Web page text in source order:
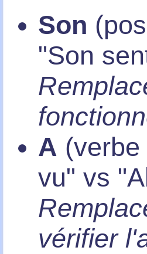
Son
"Son
A
vu" vs
vérifier